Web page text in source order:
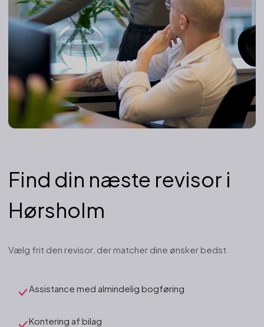
Find din næste revisor i
Hørsholm
Vælg frit den revisor, der matcher dine ønsker bedst.
Assistance med almindelig bogføring
Kontering af bilag